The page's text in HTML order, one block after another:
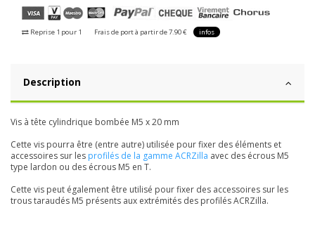
Reprise 1 pour 1 Frais de port à partir de 7.90 € infos
Description
Vis à tête cylindrique bombée M5 x 20 mm
Cette vis pourra être (entre autre) utilisée pour fixer des éléments et
accessoires sur les profilés de la gamme ACRZilla avec des écrous M5
type lardon ou des écrous M5 en T.
Cette vis peut également être utilisé pour fixer des accessoires sur les
trous taraudés M5 présents aux extrémités des profilés ACRZilla.